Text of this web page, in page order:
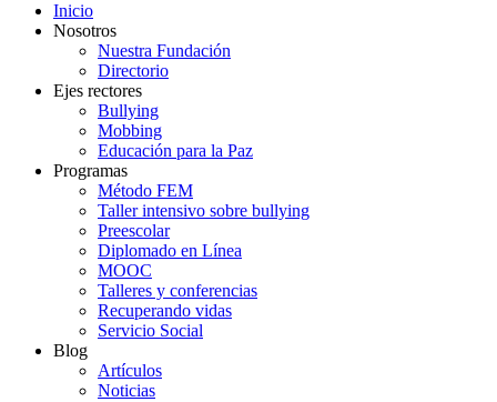
Inicio
Nosotros
Nuestra Fundación
Directorio
Ejes rectores
Bullying
Mobbing
Educación para la Paz
Programas
Método FEM
Taller intensivo sobre bullying
Preescolar
Diplomado en Línea
MOOC
Talleres y conferencias
Recuperando vidas
Servicio Social
Blog
Artículos
Noticias